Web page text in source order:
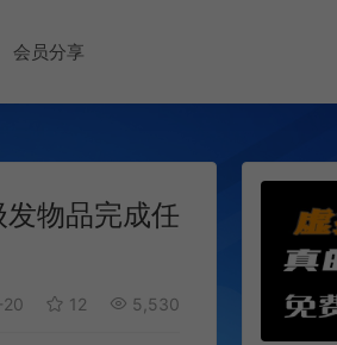
会员分享
物品完成任
12 5,530